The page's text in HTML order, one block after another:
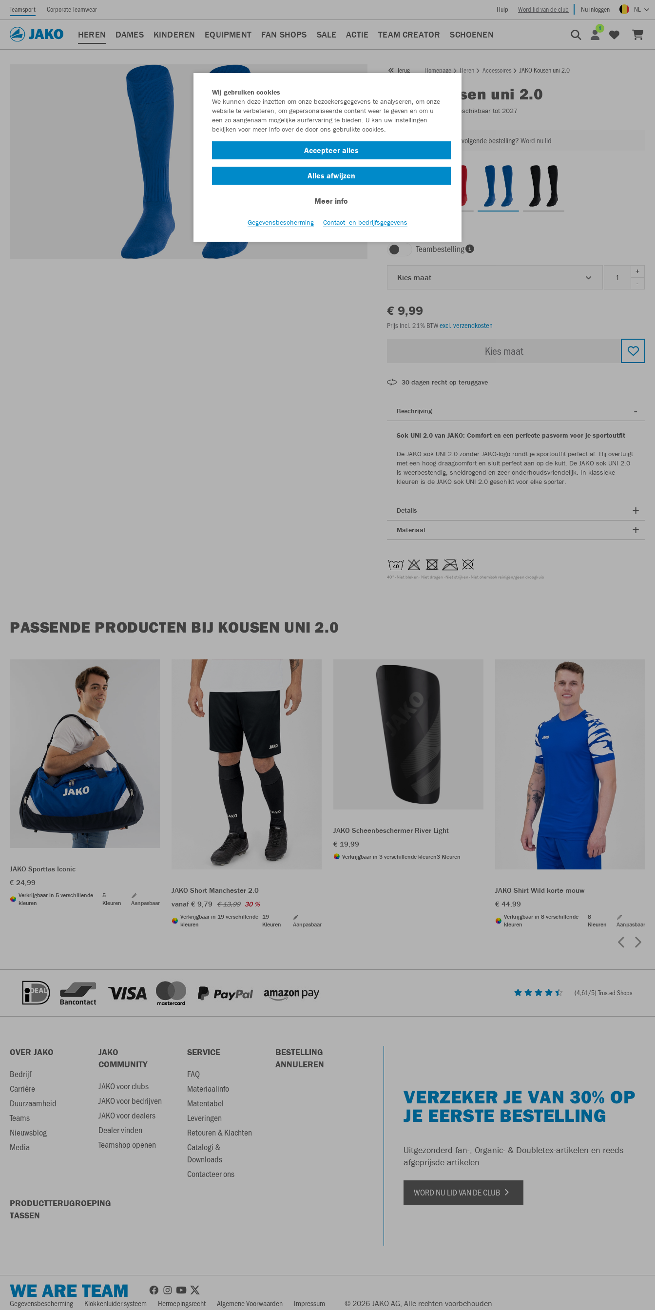
Teamsport Corporate Teamwear Hulp Word lid van de club Nu inloggen NL
HEREN DAMES KINDEREN EQUIPMENT FAN SHOPS SALE ACTIE TEAM CREATOR SCHOENEN
1
Terug Homepage Heren Accessoires JAKO Kousen uni 2.0
Kousen uni 2.0
Artikelnummer: - Beschikbaar tot 2027
Zin in 30% korting op je volgende bestelling?Word nu lid
sportroyal
Teambestelling
Kies maat
+
-
€ 9,99
Prijs incl. 21% BTWexcl. verzendkosten
Kies maat
30 dagen recht op teruggave
Beschrijving
Sok UNI 2.0 van JAKO: Comfort en een perfecte pasvorm voor je sportoutfit
De JAKO sok UNI 2.0 zonder JAKO-logo rondt je sportoutfit perfect af. Hij overtuigt
met een hoog draagcomfort en sluit perfect aan op de kuit. De JAKO sok UNI 2.0
is weerbestendig, sneldrogend en zeer onderhoudsvriendelijk. In klassieke
kleuren is de JAKO sok UNI 2.0 geschikt voor elke sporter.
Details
Materiaal
40° Niet bleken Niet drogen Niet strijken Niet chemisch reinigen/geen droogkuis
PASSENDE PRODUCTEN BIJ KOUSEN UNI 2.0
JAKO Sporttas Iconic
€ 24,99
Verkrijgbaar in 5 verschillende
kleuren
5
Kleuren
Aanpasbaar
JAKO Short Manchester 2.0
vanaf € 9,79 € 13,99 30 %
Verkrijgbaar in 19 verschillende
kleuren
19
Kleuren
Aanpasbaar
JAKO Scheenbeschermer River Light
€ 19,99
Verkrijgbaar in 3 verschillende kleuren3 Kleuren
JAKO Shirt Wild korte mouw
€ 44,99
Verkrijgbaar in 8 verschillende
kleuren
8
Kleuren
Aanpasbaar
(4,61/5) Trusted Shops
OVER JAKO
Bedrijf
Carrière
Duurzaamheid
Teams
Nieuwsblog
Media
JAKO
COMMUNITY
JAKO voor clubs
JAKO voor bedrijven
JAKO voor dealers
Dealer vinden
Teamshop openen
SERVICE
FAQ
Materiaalinfo
Matentabel
Leveringen
Retouren & Klachten
Catalogi &
Downloads
Contacteer ons
BESTELLING
ANNULEREN
PRODUCTTERUGROEPING
TASSEN
VERZEKER JE VAN 30% OP
JE EERSTE BESTELLING
Uitgezonderd fan-, Organic- & Doubletex-artikelen en reeds
afgeprijsde artikelen
WORD NU LID VAN DE CLUB
WE ARE TEAM
Gegevensbescherming Klokkenluider systeem Herroepingsrecht Algemene Voorwaarden Impressum © 2026 JAKO AG, Alle rechten voorbehouden
Wij gebruiken cookies
We kunnen deze inzetten om onze bezoekersgegevens te analyseren, om onze
website te verbeteren, om gepersonaliseerde content weer te geven en om u
een zo aangenaam mogelijke surfervaring te bieden. U kan uw instellingen
bekijken voor meer info over de door ons gebruikte cookies.
Accepteer alles
Alles afwijzen
Meer info
Gegevensbescherming Contact- en bedrijfsgegevens